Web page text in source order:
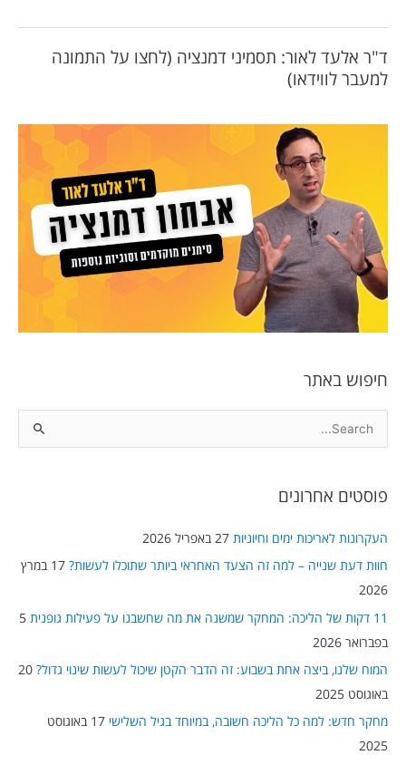
ד"ר אלעד לאור: תסמיני דמנציה (לחצו על התמונה
למעבר לווידאו)
חיפוש באתר
r
r
:
פוסטים אחרונים
העקרונות לאריכות ימים וחיוניות 27 באפריל 2026
חוות דעת שנייה – למה זה הצעד האחראי ביותר שתוכלו לעשות?
17 במרץ
2026
11 דקות של הליכה: המחקר שמשנה את מה שחשבנו על פעילות גופנית
5
בפברואר 2026
המוח שלנו, ביצה אחת בשבוע: זה הדבר הקטן שיכול לעשות שינוי גדול? 20
באוגוסט 2025
מחקר חדש: למה כל הליכה חשובה, במיוחד בגיל השלישי
17 באוגוסט
2025